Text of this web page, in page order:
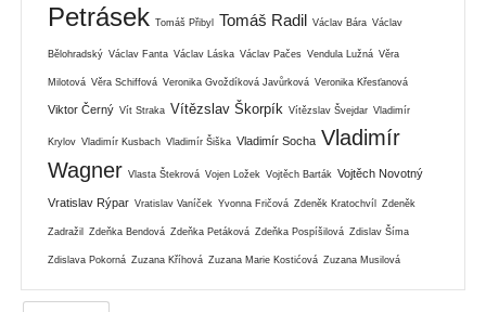
Petrásek Tomáš Přibyl Tomáš Radil Václav Bára Václav
Bělohradský Václav Fanta Václav Láska Václav Pačes Vendula Lužná Věra
Milotová Věra Schiffová Veronika Gvoždíková Javůrková Veronika Křesťanová
Viktor Černý Vít Straka Vítězslav Škorpík Vítězslav Švejdar Vladimír
Krylov Vladimír Kusbach Vladimír Šiška Vladimír Socha Vladimír
Wagner Vlasta Štekrová Vojen Ložek Vojtěch Barták Vojtěch Novotný
Vratislav Rýpar Vratislav Vaníček Yvonna Fričová Zdeněk Kratochvíl Zdeněk
Zadražil Zdeňka Bendová Zdeňka Petáková Zdeňka Pospíšilová Zdislav Šíma
Zdislava Pokorná Zuzana Kříhová Zuzana Marie Kostićová Zuzana Musilová